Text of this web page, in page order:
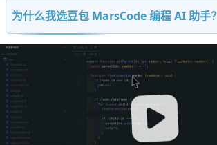
为什么我选豆包 MarsCode 编程 AI 助手？